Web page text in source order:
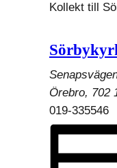
Kollekt till
Örebro, 702
019-335546